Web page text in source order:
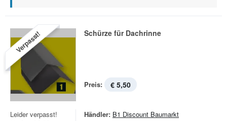
Verpasst! Schürze für Dachrinne
Preis: € 5,50
Leider verpasst!
Händler: B1 Discount Baumarkt